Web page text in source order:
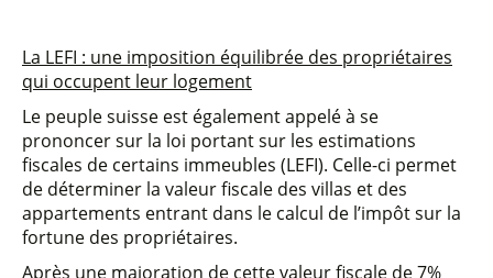
La LEFI : une imposition équilibrée des propriétaires
qui occupent leur logement
Le peuple suisse est également appelé à se
prononcer sur la loi portant sur les estimations
fiscales de certains immeubles (LEFI). Celle-ci permet
de déterminer la valeur fiscale des villas et des
appartements entrant dans le calcul de l’impôt sur la
fortune des propriétaires.
Après une majoration de cette valeur fiscale de 7%